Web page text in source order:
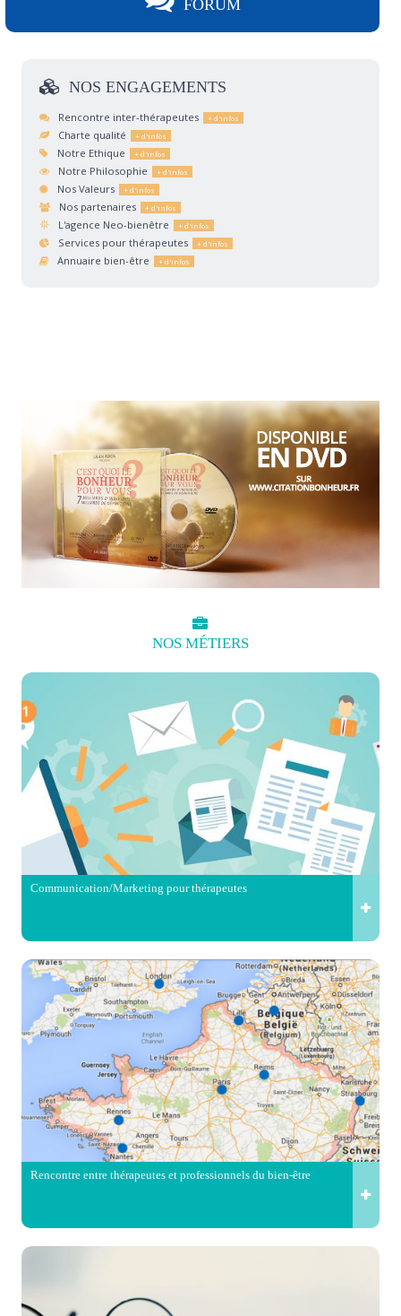
FORUM
NOS ENGAGEMENTS
Rencontre inter-thérapeutes
Charte qualité
Notre Ethique
Notre Philosophie
Nos Valeurs
Nos partenaires
L'agence Neo-bienêtre
Services pour thérapeutes
Annuaire bien-être
NOS MÉTIERS
Communication/Marketing pour thérapeutes
Rencontre entre thérapeutes et professionnels du bien-être